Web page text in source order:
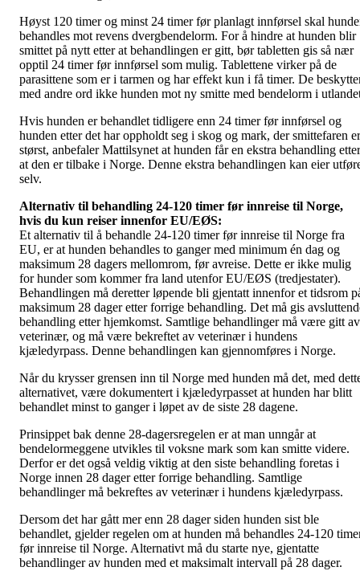
Høyst 120 timer og minst 24 timer før planlagt innførsel skal
behandles mot revens dvergbendelorm. For å hindre at hunden blir
smittet på nytt etter at behandlingen er gitt, bør tabletten gis så nær
opptil 24 timer før innførsel som mulig. Tablettene virker på de
parasittene som er i tarmen og har effekt kun i få timer. De
med andre ord ikke hunden mot ny smitte med bendelorm i
Hvis hunden er behandlet tidligere enn 24 timer før innførsel og
hunden etter det har oppholdt seg i skog og mark, der smittefaren er
størst, anbefaler Mattilsynet at hunden får en ekstra behandling etter
at den er tilbake i Norge. Denne ekstra behandlingen kan eier
selv.
Alternativ til behandling 24-120 timer før innreise til Norge,
hvis du kun reiser innenfor EU/EØS:
Et alternativ til å behandle 24-120 timer før innreise til Norge fra
EU, er at hunden behandles to ganger med minimum én dag og
maksimum 28 dagers mellomrom, før avreise. Dette er ikke mulig
for hunder som kommer fra land utenfor EU/EØS (tredjestater).
Behandlingen må deretter løpende bli gjentatt innenfor et tidsrom
maksimum 28 dager etter forrige behandling. Det må gis
behandling etter hjemkomst. Samtlige behandlinger må være gitt av
veterinær, og må være bekreftet av veterinær i hundens
kjæledyrpass. Denne behandlingen kan gjennomføres i Norge.
Når du krysser grensen inn til Norge med hunden må det, med
alternativet, være dokumentert i kjæledyrpasset at hunden har blitt
behandlet minst to ganger i løpet av de siste 28 dagene.
Prinsippet bak denne 28-dagersregelen er at man unngår at
bendelormeggene utvikles til voksne mark som kan smitte videre.
Derfor er det også veldig viktig at den siste behandling foretas i
Norge innen 28 dager etter forrige behandling. Samtlige
behandlinger må bekreftes av veterinær i hundens kjæledyrpass.
Dersom det har gått mer enn 28 dager siden hunden sist ble
behandlet, gjelder regelen om at hunden må behandles 24-120
før innreise til Norge. Alternativt må du starte nye, gjentatte
behandlinger av hunden med et maksimalt intervall på 28 dager.